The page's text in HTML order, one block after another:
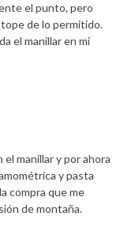
el punto, pero
de lo permitido.
el manillar en mi
manillar y por ahora
y pasta
compra que me
de montaña.